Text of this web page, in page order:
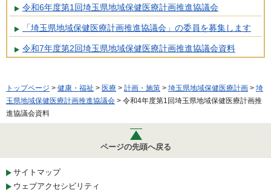
令和6年度第1回埼玉県地域保健医療計画推進協議会
「埼玉県地域保健医療計画推進協議会」の委員を募集します
令和7年度第2回埼玉県地域保健医療計画推進協議会資料
トップページ > 健康・福祉 > 医療 > 計画・施策 > 埼玉県地域保健医療計画 > 埼
玉県地域保健医療計画推進協議会 > 令和4年度第1回埼玉県地域保健医療計画推
進協議会資料
ページの先頭へ戻る
サイトマップ
ウェブアクセシビリティ